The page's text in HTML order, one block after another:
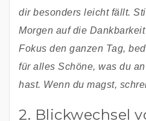
dir besonders leicht fällt.
Morgen auf die
Fokus den ganzen Tag,
für alles Schöne, was du
hast. Wenn du magst,
2. Blickwechsel